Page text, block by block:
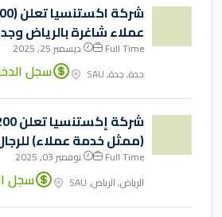
عملاء شاغرة بالرياض
Full Time
ديسمبر 25, 2025
جدة, جدة, SAU
سجل
(ممثل خدمة عملاء)
Full Time
نوفمبر 03, 2025
الرياض, الرياض, SAU
سجل